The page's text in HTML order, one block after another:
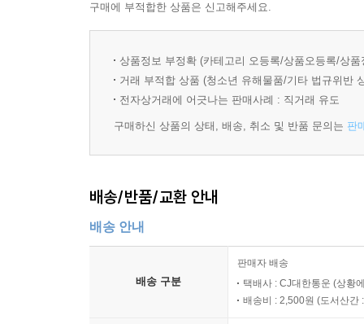
기록의 핵심은 다시 보기(review) 입니다. 하지만
기록이 담겨있더라도 목차를 정리해 놓으면 쉽게
2) 다양한 영감을 제공하는 ‘성장 페이지’
더 스테디북은 막연한 빈 페이지부터 시작하지
더 스테디북은 자신만의 글, 이미지, 표 등 각자의
세로 중간에는 조금 더 진한 가이드 도트도 있고
구매에 부적합한 상품은 신고해주세요.
상품정보 부정확 (카테고리 오등록/상품오등록/상
거래 부적합 상품 (청소년 유해물품/기타 법규위반
전자상거래에 어긋나는 판매사례 : 직거래 유도
구매하신 상품의 상태, 배송, 취소 및 반품 문의는 판
배송/반품/교환 안내
배송 안내
배송 구분
판매자 배송
택배사 : CJ대한통운 (상황
배송비 : 2,500원 (도서산간